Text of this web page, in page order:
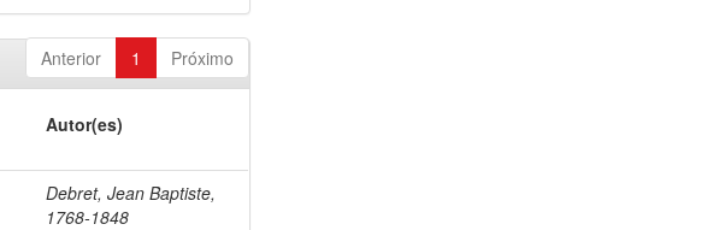
Anterior 1 Próximo
Autor(es)
Debret, Jean Baptiste,
1768-1848